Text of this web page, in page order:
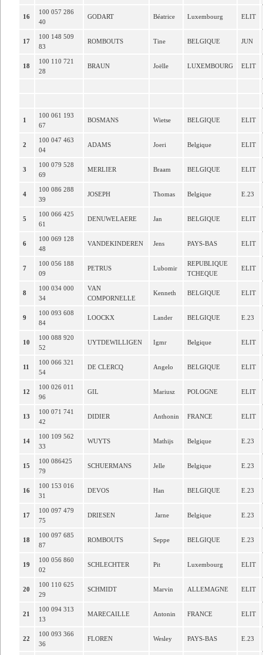
16
100 057 286
40
GODART Béatrice Luxembourg ELIT
17
100 148 509
83
ROMBOUTS Tine BELGIQUE JUN
18
100 110 721
28
BRAUN Joëlle LUXEMBOURG ELIT
1
100 061 193
67
BOSMANS Wietse BELGIQUE ELIT
2
100 047 463
04
ADAMS Joeri Belgique ELIT
3
100 079 528
69
MERLIER Braam BELGIQUE ELIT
4
100 086 288
39
JOSEPH Thomas Belgique E.23
5
100 066 425
61
DENUWELAERE Jan BELGIQUE ELIT
6
100 069 128
48
VANDEKINDEREN Jens PAYS-BAS ELIT
7
100 056 188
09
PETRUS Lubomir
REPUBLIQUE
TCHEQUE
ELIT
8
100 034 000
34
VAN
COMPORNELLE
Kenneth BELGIQUE ELIT
9
100 093 608
84
LOOCKX Lander BELGIQUE E.23
10
100 088 920
52
UYTDEWILLIGEN Igmr Belgique ELIT
11
100 066 321
54
DE CLERCQ Angelo BELGIQUE ELIT
12
100 026 011
96
GIL Mariusz POLOGNE ELIT
13
100 071 741
42
DIDIER Anthonin FRANCE ELIT
14
100 109 562
33
WUYTS Mathijs Belgique E.23
15
100 086425
79
SCHUERMANS Jelle Belgique E.23
16
100 153 016
31
DEVOS Han BELGIQUE E.23
17
100 097 479
75
DRIESEN Jarne Belgique E.23
18
100 097 685
87
ROMBOUTS Seppe BELGIQUE E.23
19
100 056 860
02
SCHLECHTER Pit Luxembourg ELIT
20
100 110 625
29
SCHMIDT Marvin ALLEMAGNE ELIT
21
100 094 313
13
MARECAILLE Antonin FRANCE ELIT
22
100 093 366
36
FLOREN Wesley PAYS-BAS E.23